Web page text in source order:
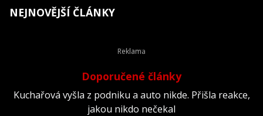
NEJNOVĚJŠÍ ČLÁNKY
Doporučené články
Kuchařová vyšla z podniku a auto nikde. Přišla reakce,
jakou nikdo nečekal